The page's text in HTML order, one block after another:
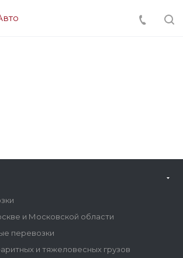
и Московской области
перевозки
и тяжеловесных грузов